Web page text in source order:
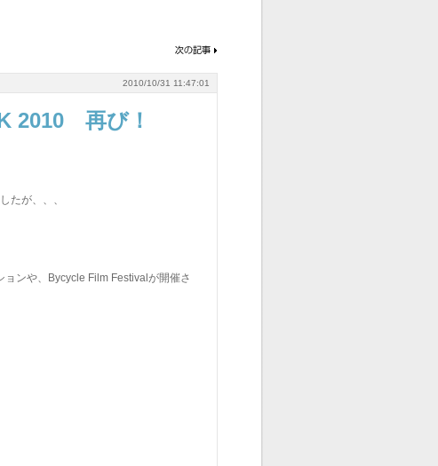
2010/10/31 11:47:01
2010 再び！
たが、、、
ンや、Bycycle Film Festivalが開催さ